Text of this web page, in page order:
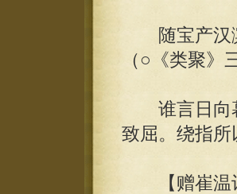
随宝产汉滨
（○《类聚》
谁言日向暮
致屈。绕指
【赠崔温诗